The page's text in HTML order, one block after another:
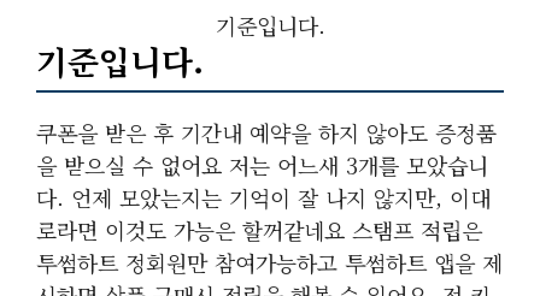
기준입니다.
기준입니다.
쿠폰을 받은 후 기간내 예약을 하지 않아도 증정품
을 받으실 수 없어요 저는 어느새 3개를 모았습니
다. 언제 모았는지는 기억이 잘 나지 않지만, 이대
로라면 이것도 가능은 할꺼같네요 스탬프 적립은
투썸하트 정회원만 참여가능하고 투썸하트 앱을 제